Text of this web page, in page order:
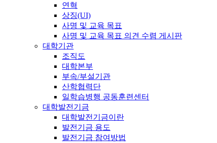
연혁
상징(UI)
사명 및 교육 목표
사명 및 교육 목표 의견 수렴 게시판
대학기관
조직도
대학본부
부속/부설기관
산학협력단
일학습병행 공동훈련센터
대학발전기금
대학발전기금이란
발전기금 용도
발전기금 참여방법